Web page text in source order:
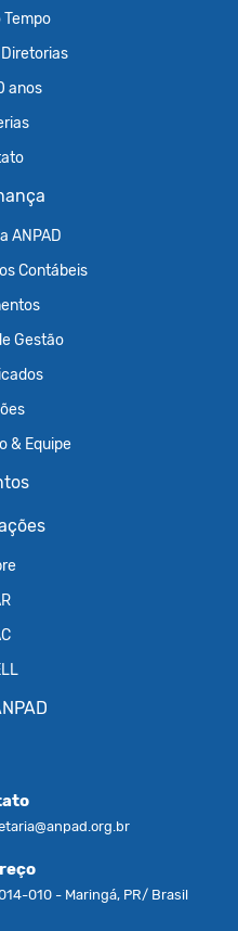
Tempo
anos
ANPAD
Contábeis
Gestão
& Equipe
010 - Maringá, PR/ Brasil